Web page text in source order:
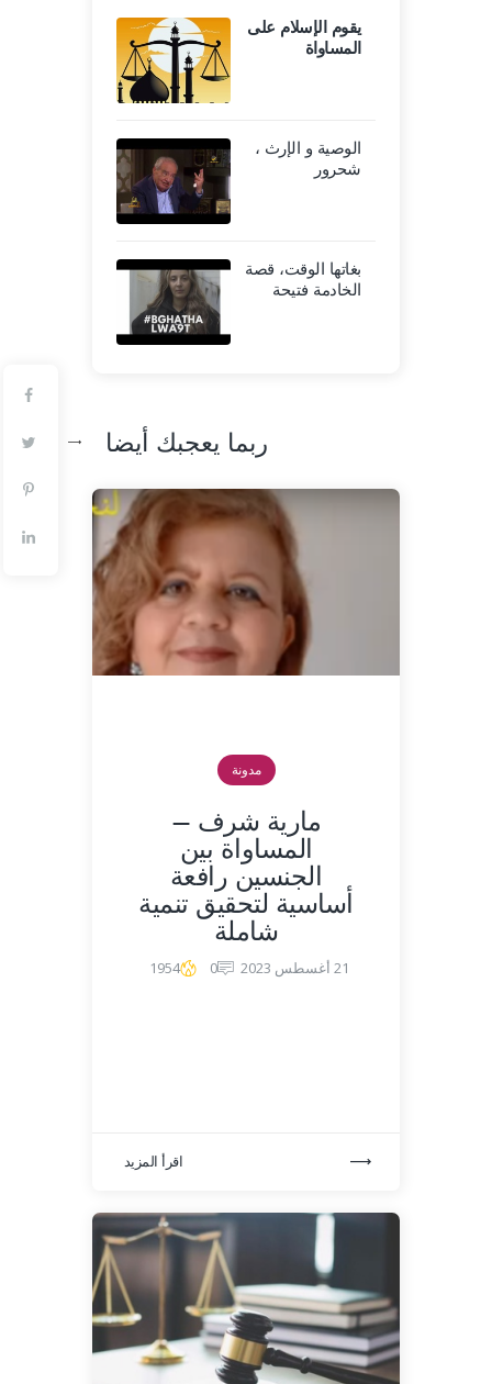
يقوم الإسلام على
المساواة
الوصية و الإرث ،
شحرور
بغاتها الوقت، قصة
الخادمة فتيحة
ربما يعجبك أيضا
مدونة
مارية شرف –
المساواة بين
الجنسين رافعة
أساسية لتحقيق تنمية
شاملة
21 أغسطس 2023 0
1954
اقرأ المزيد